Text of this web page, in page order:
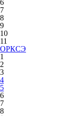
6
7
8
9
10
11
ОРКСЭ
1
2
3
4
5
6
7
8